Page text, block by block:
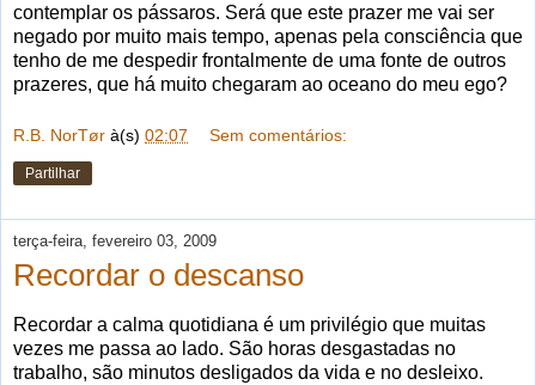
contemplar os pássaros. Será que este prazer me vai ser
negado por muito mais tempo, apenas pela consciência que
tenho de me despedir frontalmente de uma fonte de outros
prazeres, que há muito chegaram ao oceano do meu ego?
R.B. NorTør à(s) 02:07 Sem comentários:
Partilhar
terça-feira, fevereiro 03, 2009
Recordar o descanso
Recordar a calma quotidiana é um privilégio que muitas
vezes me passa ao lado. São horas desgastadas no
trabalho, são minutos desligados da vida e no desleixo.